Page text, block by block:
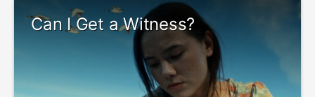
Can I Get a Witness?